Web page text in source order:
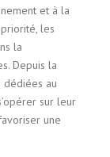
et à la
les
la
Depuis la
dédiées au
sur leur
une